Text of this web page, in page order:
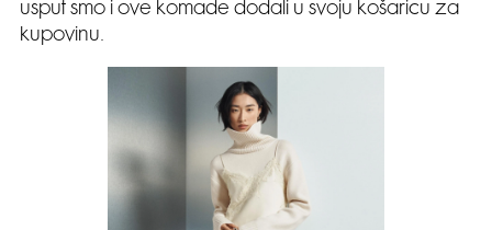
usput smo i ove komade dodali u svoju košaricu za
kupovinu.